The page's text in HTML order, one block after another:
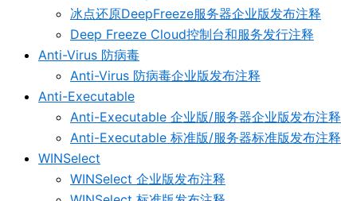
冰点还原DeepFreeze服务器企业版发布注释
Deep Freeze Cloud控制台和服务发行注释
Anti-Virus 防病毒
Anti-Virus 防病毒企业版发布注释
Anti-Executable
Anti-Executable 企业版/服务器企业版发布注释
Anti-Executable 标准版/服务器标准版发布注释
WINSelect
WINSelect 企业版发布注释